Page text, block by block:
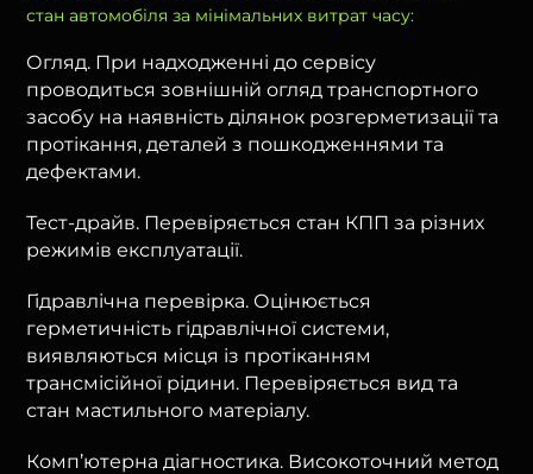
стан автомобіля за мінімальних витрат часу:
Огляд. При надходженні до сервісу
проводиться зовнішній огляд транспортного
засобу на наявність ділянок розгерметизації та
протікання, деталей з пошкодженнями та
дефектами.
Тест-драйв. Перевіряється стан КПП за різних
режимів експлуатації.
Гідравлічна перевірка. Оцінюється
герметичність гідравлічної системи,
виявляються місця із протіканням
трансмісійної рідини. Перевіряється вид та
стан мастильного матеріалу.
Комп’ютерна діагностика. Високоточний метод